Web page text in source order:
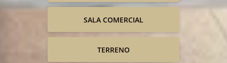
SALA COMERCIAL
TERRENO